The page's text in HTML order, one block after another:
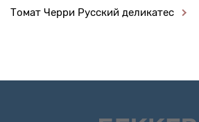
Томат Черри Русский деликатес